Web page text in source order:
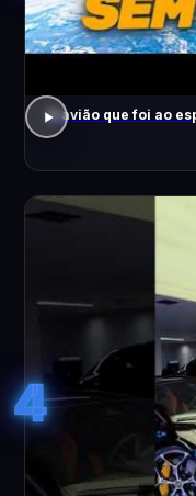
O avião que foi ao
4